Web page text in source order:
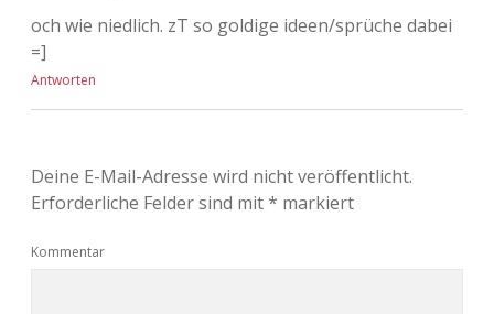
och wie niedlich. zT so goldige ideen/sprüche dabei
=]
Antworten
Deine E-Mail-Adresse wird nicht veröffentlicht.
Erforderliche Felder sind mit* markiert
Kommentar